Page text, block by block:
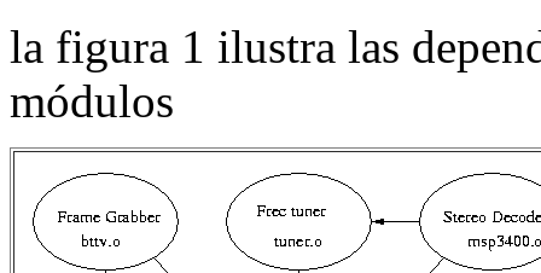
la figura 1 ilustra las
módulos